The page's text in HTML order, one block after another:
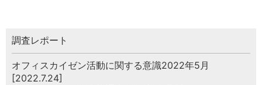
調査レポート
オフィスカイゼン活動に関する意識2022年5月
[2022.7.24]